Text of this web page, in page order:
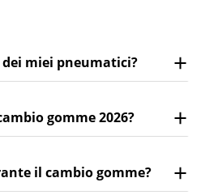
miei pneumatici?
gomme 2026?
il cambio gomme?